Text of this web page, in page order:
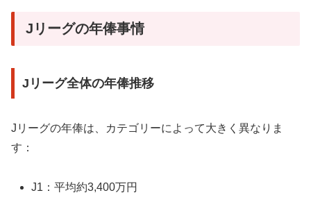
Jリーグの年俸事情
Jリーグ全体の年俸推移
Jリーグの年俸は、カテゴリーによって大きく異なりま
す：
J1：平均約3,400万円